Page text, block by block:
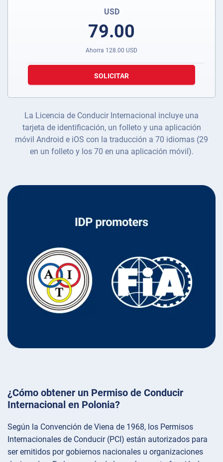
USD
79.00
Ahorra 128.00 USD
SOLICITAR
La Licencia de Conducir Internacional incluye una
tarjeta de identificación, un folleto y una aplicación
móvil Android e iOS con la traducción a 70 idiomas (29
en un folleto y los 70 en una aplicación móvil).
¿Cómo obtener un Permiso de Conducir
Internacional en Polonia?
Según la Convención de Viena de 1968, los Permisos
Internacionales de Conducir (PCI) están autorizados para
ser emitidos por gobiernos nacionales u organizaciones